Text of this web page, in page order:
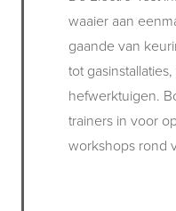
waaier aan
gaande van
tot
hefwerktuigen.
trainers in voor
workshops rond